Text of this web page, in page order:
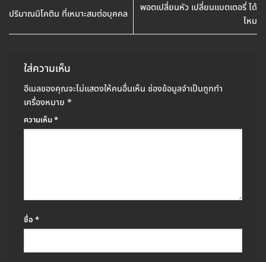
ปริมาณนิโคติน ที่เหมาะสมต่อบุคคล
พอตเปลี่ยนหัว เปลี่ยนแบตเตอรี่ ได้
ไหม
ใส่ความเห็น
อีเมลของคุณจะไม่แสดงให้คนอื่นเห็น ช่องข้อมูลจำเป็นถูกทำ
เครื่องหมาย *
ความเห็น*
ชื่อ *